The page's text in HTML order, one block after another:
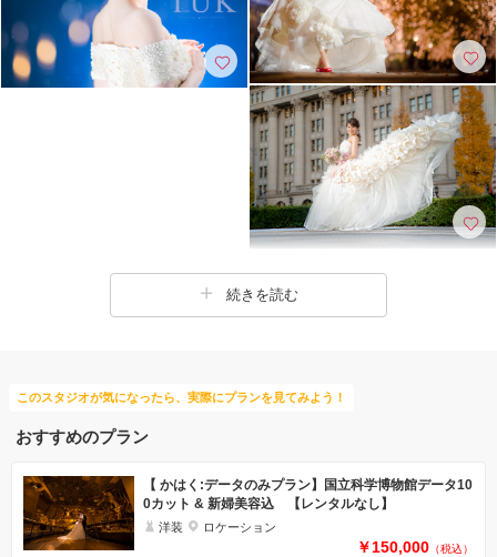
続きを読む
このスタジオが気になったら、実際にプランを見てみよう！
おすすめのプラン
【 かはく:データのみプラン】国立科学博物館データ10
0カット & 新婦美容込 【レンタルなし】
洋装 ロケーション
￥150,000 （税込）